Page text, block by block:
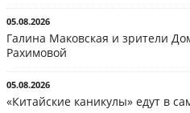
05.08.2026
Галина Маковская и зрители
Рахимовой
05.08.2026
«Китайские каникулы» едут в